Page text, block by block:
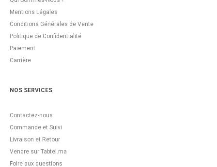
Mentions Légales
Conditions Générales de Vente
Politique de Confidentialité
Paiement
Carrière
NOS SERVICES
Contactez-nous
Commande et Suivi
Livraison et Retour
Vendre sur Tabtel.ma
Foire aux questions